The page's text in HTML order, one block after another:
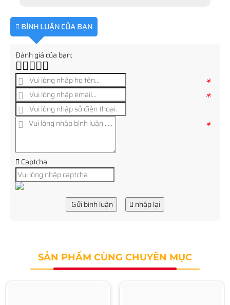
BÌNH LUẬN CỦA BẠN
Đánh giá của bạn:
*
*
*
Captcha
Gửi bình luận nhập lại
SẢN PHẨM CÙNG CHUYÊN MỤC